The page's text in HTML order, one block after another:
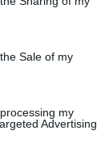
Sale of my
my
Advertising.